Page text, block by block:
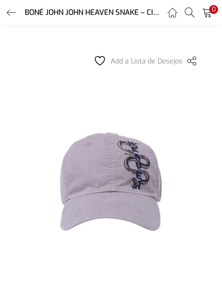
BONÉ JOHN JOHN HEAVEN SNAKE – CINZA MEDIO 0
Add a Lista de Desejos
LOGIN REGISTER
Login
Or login with